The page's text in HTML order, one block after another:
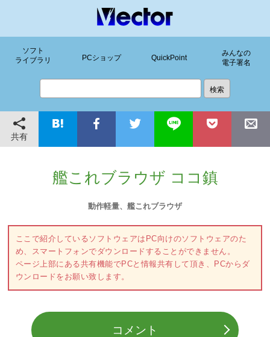
ソフト
ライブラリ
PCショップ QuickPoint
みんなの
電子署名
共有
艦これブラウザ ココ鎮
動作軽量、艦これブラウザ
ここで紹介しているソフトウェアはPC向けのソフトウェアのた
め、スマートフォンでダウンロードすることができません。
ページ上部にある共有機能でPCと情報共有して頂き、PCからダ
ウンロードをお願い致します。
コメント